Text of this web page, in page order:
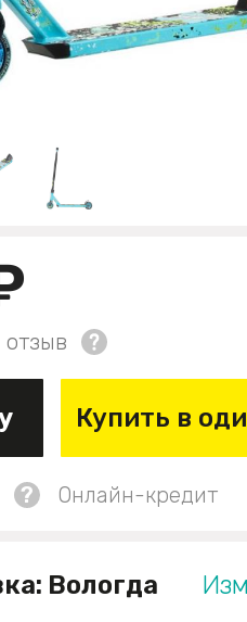
отзыв
Купить в
? Онлайн-кредит
Вологда